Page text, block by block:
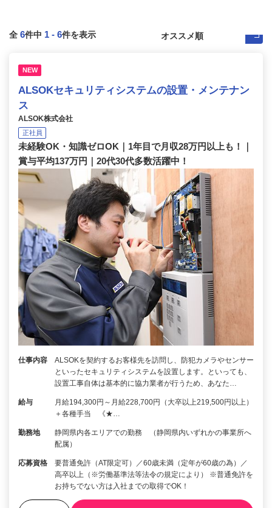
全 6件中 1 - 6件を表示
NEW
ALSOKセキュリティシステムの設置・メンテナン
ス
ALSOK株式会社
正社員
未経験OK・知識ゼロOK｜1年目で月収28万円以上も！｜
賞与平均137万円｜20代30代多数活躍中！
仕事内容
ALSOKを契約するお客様先を訪問し、防犯カメラやセンサー
といったセキュリティシステムを設置します。といっても、
設置工事自体は基本的に協力業者が行うため、あなた…
給与
月給194,300円～月給228,700円（大卒以上219,500円以上）
＋各種手当 《★…
勤務地
静岡県内各エリアでの勤務 （静岡県内いずれかの事業所へ
配属）
応募資格
要普通免許（AT限定可）／60歳未満（定年が60歳の為）／
高卒以上（※労働基準法等法令の規定により） ※普通免許を
お持ちでない方は入社までの取得でOK！